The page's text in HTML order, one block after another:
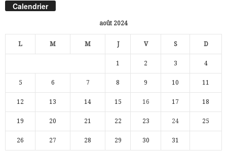
Calendrier
août 2024
L M M J V S D
1 2 3 4
5 6 7 8 9 10 11
12 13 14 15 16 17 18
19 20 21 22 23 24 25
26 27 28 29 30 31